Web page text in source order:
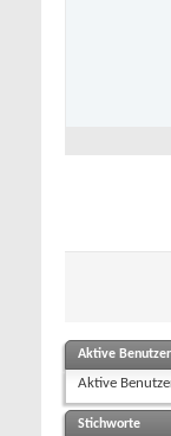
Aktive Benutzer
Aktive
Stichworte